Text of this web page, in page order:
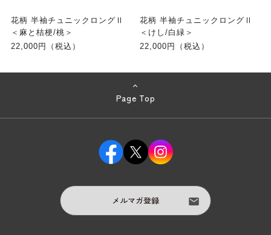
花柄 半袖チュニックロングⅡ
＜麻と桔梗/桃＞
22,000円（税込）
花柄 半袖チュニックロングⅡ
＜けし/白緑＞
22,000円（税込）
Page Top
メルマガ登録